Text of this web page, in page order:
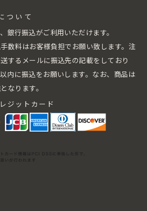
ついて
銀行振込がご利用いただけます。
数料はお客様負担でお願い致します。注
するメールに振込先の記載をしており
内に振込をお願いします。なお、商品は
なります。
ジットカード